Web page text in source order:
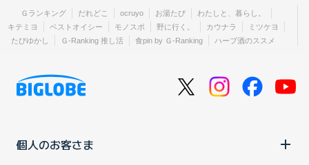
Ｇランキング だれどこ ocruyo お湯たび
わたしと、暮らし。
キテミヨ
ベストオイシー モノスポ 野に行く。 カウナラ
ミツケヨ
たびゆかし
Ｇ-Ranking 推し活 食pin by Ｇ-Ranking ハーブ酒のススメ
個人のお客さま